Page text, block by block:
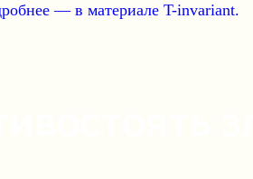
— в материале T-invariant.